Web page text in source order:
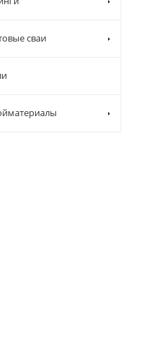
сваи